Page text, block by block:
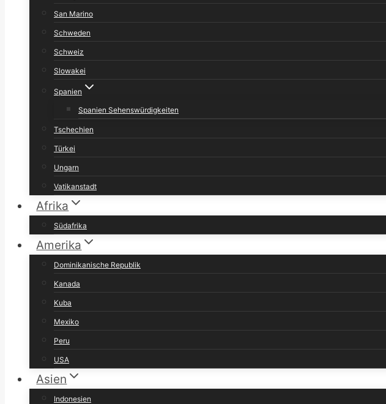
San Marino
Schweden
Schweiz
Slowakei
Spanien
Spanien Sehenswürdigkeiten
Tschechien
Türkei
Ungarn
Vatikanstadt
Afrika
Südafrika
Amerika
Dominikanische Republik
Kanada
Kuba
Mexiko
Peru
USA
Asien
Indonesien